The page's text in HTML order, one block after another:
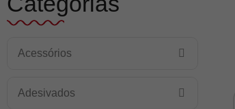
Acessórios
Adesivados